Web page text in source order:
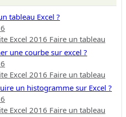
tableau Excel ?
Excel 2016 Faire un tableau
une courbe sur excel ?
Excel 2016 Faire un tableau
un histogramme sur Excel ?
Excel 2016 Faire un tableau